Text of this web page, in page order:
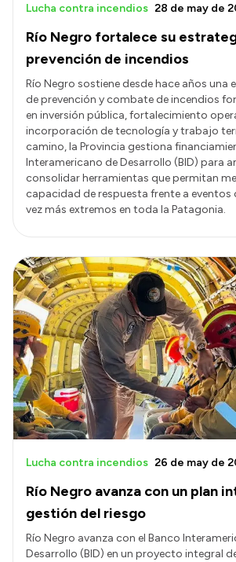
Río Negro fortalece su
prevención de incendios
Lucha contra incendios 28 de may de
Río Negro sostiene desde hace años una
de prevención y combate de incendios
en inversión pública, fortalecimiento
incorporación de tecnología y trabajo
camino, la Provincia gestiona
Interamericano de Desarrollo (BID) para
consolidar herramientas que permitan
capacidad de respuesta frente a
vez más extremos en toda la Patagonia.
Río Negro avanza con un plan
gestión del riesgo
Lucha contra incendios 26 de may de
Río Negro avanza con el Banco
Desarrollo (BID) en un proyecto integral